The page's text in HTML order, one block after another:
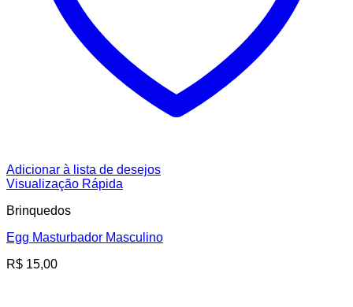
Adicionar à lista de desejos
Visualização Rápida
Brinquedos
Egg Masturbador Masculino
R$ 15,00